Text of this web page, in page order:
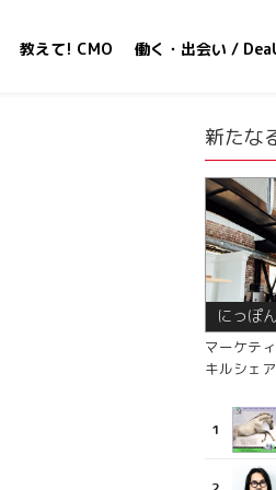
教えて! CMO 働く・出会い /
新たな
にっぽ
マーケテ
キルシェ